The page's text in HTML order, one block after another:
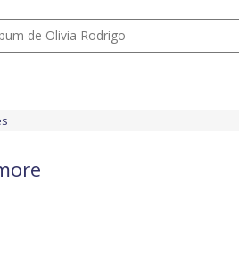
de Olivia Rodrigo